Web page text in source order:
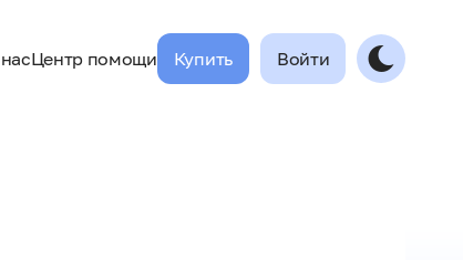
Центр помощи Купить Войти